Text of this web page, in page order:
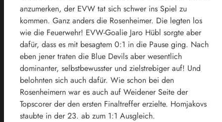
anzumerken, der EVW tat sich schwer ins Spiel zu
kommen. Ganz anders die Rosenheimer. Die legten los
wie die Feuerwehr! EVW-Goalie Jaro Hübl sorgte aber
dafür, dass es mit besagtem 0:1 in die Pause ging. Nach
eben jener traten die Blue Devils aber wesentlich
dominanter, selbstbewusster und zielstrebiger auf! Und
belohnten sich auch dafür. Wie schon bei den
Rosenheimern war es auch auf Weidener Seite der
Topscorer der den ersten Finaltreffer erzielte. Homjakovs
staubte in der 23. ab zum 1:1 Ausgleich.